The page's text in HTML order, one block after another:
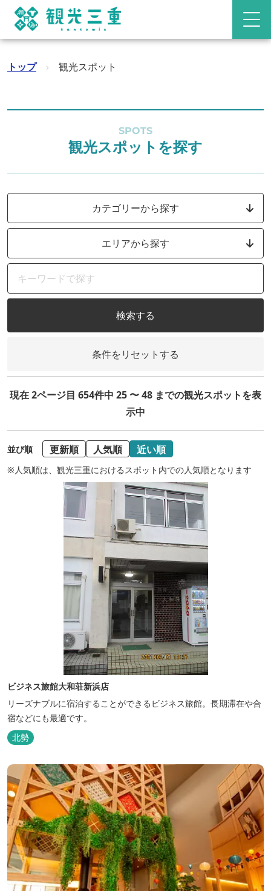
トップ › 観光スポット
SPOTS
観光スポットを探す
カテゴリーから探す
エリアから探す
検索する
条件をリセットする
現在 2ページ目 654件中 25 〜 48 までの観光スポットを表
示中
並び順 更新順 人気順 近い順
※人気順は、観光三重におけるスポット内での人気順となります
ビジネス旅館大和荘新浜店
リーズナブルに宿泊することができるビジネス旅館。長期滞在や合
宿などにも最適です。
北勢